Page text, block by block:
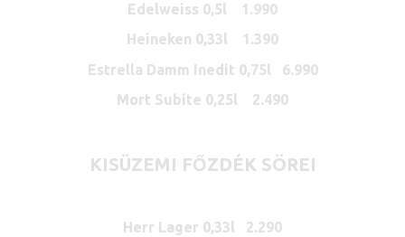
Edelweiss 0,5l 1.990
Heineken 0,33l 1.390
Estrella Damm Inedit 0,75l 6.990
Mort Subite 0,25l 2.490
KISÜZEMI FŐZDÉK SÖREI
Herr Lager 0,33l 2.290